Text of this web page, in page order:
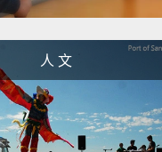
人 文